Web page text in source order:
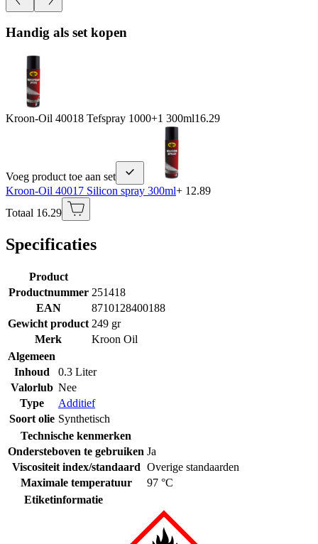
Handig als set kopen
Kroon-Oil 40018 Tefspray 1000+1 300ml16.29
Voeg product toe aan set
Kroon-Oil 40017 Silicon spray 300ml+ 12.89
Totaal 16.29
Specificaties
Product
Productnummer 251418
EAN
8710128400188
Gewicht product 249 gr
Merk
Kroon Oil
Algemeen
Inhoud
0.3 Liter
Valorlub Nee
Type
Additief
Soort olie Synthetisch
Technische kenmerken
Ondersteboven te gebruiken Ja
Viscositeit index/standaard Overige standaarden
Maximale temperatuur
97 °C
Etiketinformatie